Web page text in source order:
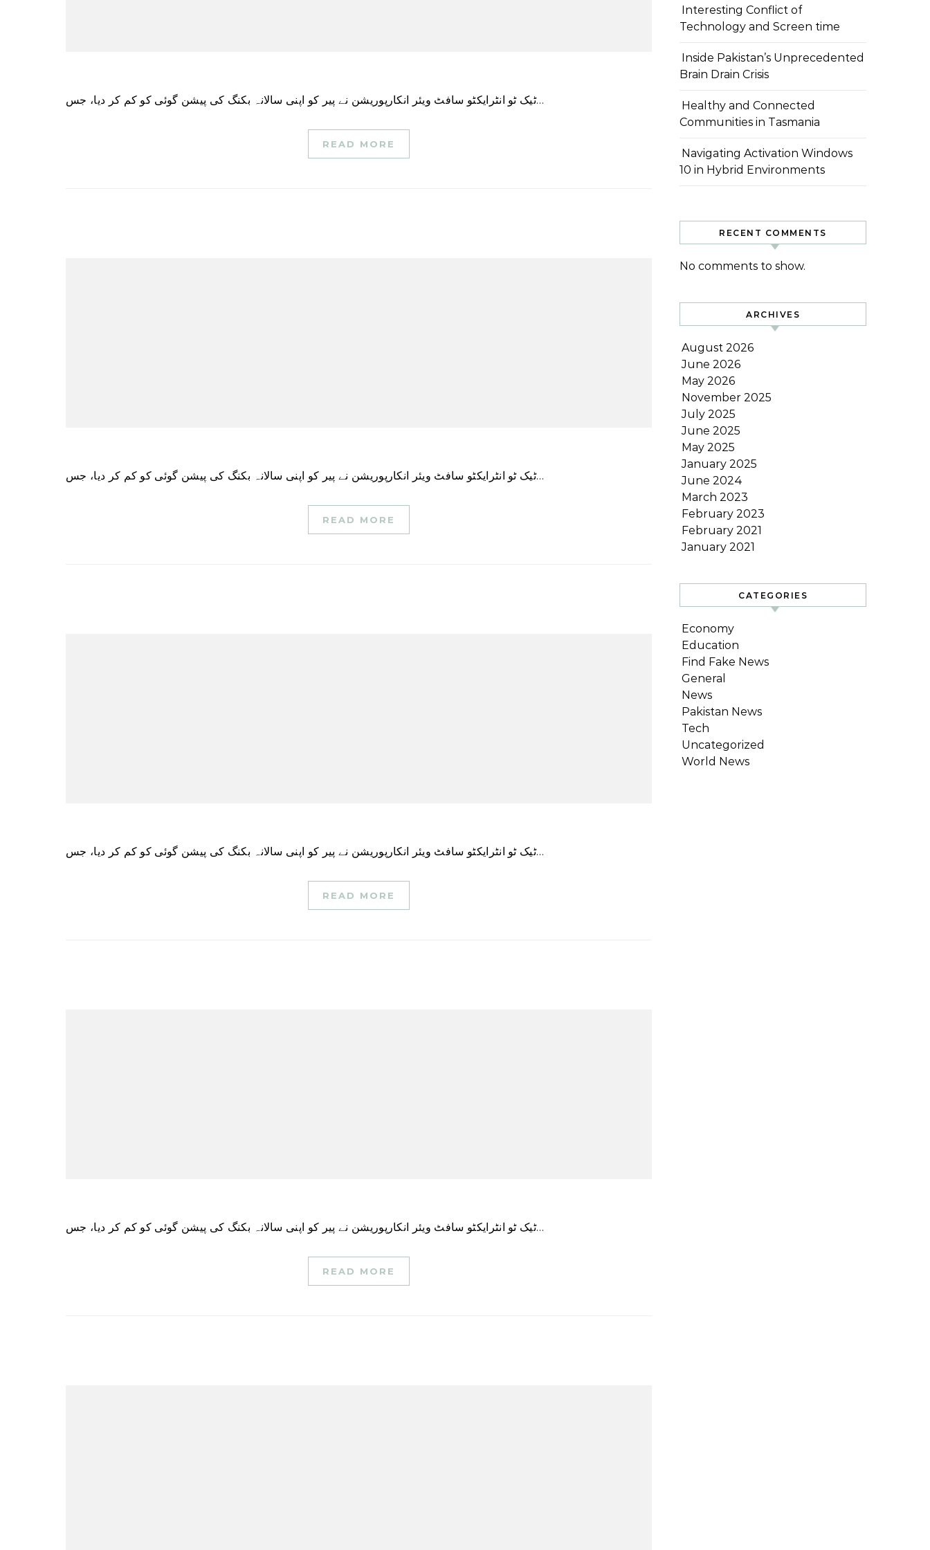
ٹیک ٹو انٹرایکٹو سافٹ ویئر انکارپوریشن نے پیر کو اپنی سالانہ بکنگ کی پیشن گوئی کو کم کر دیا، جس…
READ MORE
ٹیک ٹو انٹرایکٹو سافٹ ویئر انکارپوریشن نے پیر کو اپنی سالانہ بکنگ کی پیشن گوئی کو کم کر دیا، جس…
READ MORE
ٹیک ٹو انٹرایکٹو سافٹ ویئر انکارپوریشن نے پیر کو اپنی سالانہ بکنگ کی پیشن گوئی کو کم کر دیا، جس…
READ MORE
ٹیک ٹو انٹرایکٹو سافٹ ویئر انکارپوریشن نے پیر کو اپنی سالانہ بکنگ کی پیشن گوئی کو کم کر دیا، جس…
READ MORE
Interesting Conflict of
Technology and Screen time
Inside Pakistan’s Unprecedented
Brain Drain Crisis
Healthy and Connected
Communities in Tasmania
Navigating Activation Windows
10 in Hybrid Environments
RECENT COMMENTS
No comments to show.
ARCHIVES
August 2026
June 2026
May 2026
November 2025
July 2025
June 2025
May 2025
January 2025
June 2024
March 2023
February 2023
February 2021
January 2021
CATEGORIES
Economy
Education
Find Fake News
General
News
Pakistan News
Tech
Uncategorized
World News